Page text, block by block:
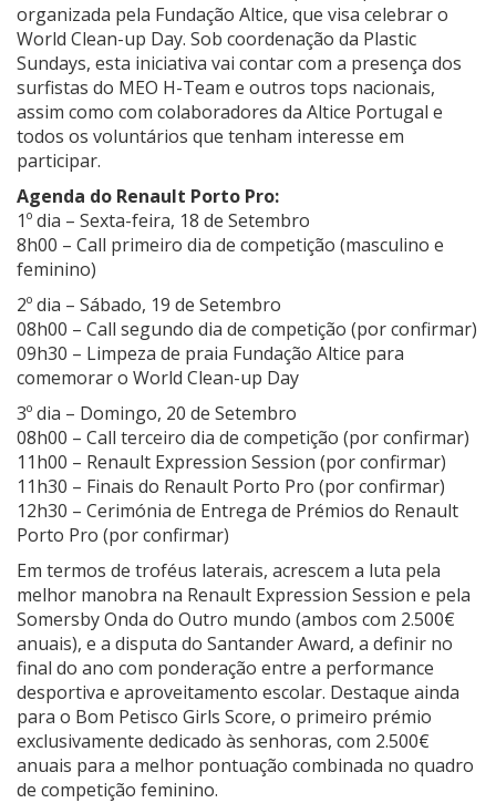
organizada pela Fundação Altice, que visa celebrar o
World Clean-up Day. Sob coordenação da Plastic
Sundays, esta iniciativa vai contar com a presença dos
surfistas do MEO H-Team e outros tops nacionais,
assim como com colaboradores da Altice Portugal e
todos os voluntários que tenham interesse em
participar.
Agenda do Renault Porto Pro:
1º dia – Sexta-feira, 18 de Setembro
8h00 – Call primeiro dia de competição (masculino e
feminino)
2º dia – Sábado, 19 de Setembro
08h00 – Call segundo dia de competição (por confirmar)
09h30 – Limpeza de praia Fundação Altice para
comemorar o World Clean-up Day
3º dia – Domingo, 20 de Setembro
08h00 – Call terceiro dia de competição (por confirmar)
11h00 – Renault Expression Session (por confirmar)
11h30 – Finais do Renault Porto Pro (por confirmar)
12h30 – Cerimónia de Entrega de Prémios do Renault
Porto Pro (por confirmar)
Em termos de troféus laterais, acrescem a luta pela
melhor manobra na Renault Expression Session e pela
Somersby Onda do Outro mundo (ambos com 2.500€
anuais), e a disputa do Santander Award, a definir no
final do ano com ponderação entre a performance
desportiva e aproveitamento escolar. Destaque ainda
para o Bom Petisco Girls Score, o primeiro prémio
exclusivamente dedicado às senhoras, com 2.500€
anuais para a melhor pontuação combinada no quadro
de competição feminino.